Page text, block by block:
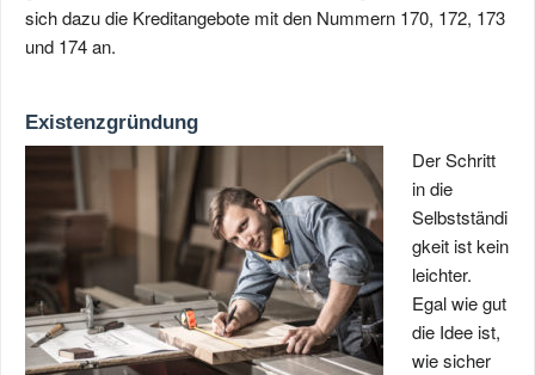
sich dazu die Kreditangebote mit den Nummern 170, 172, 173
und 174 an.
Existenzgründung
Der Schritt
in die
Selbstständi
gkeit ist kein
leichter.
Egal wie gut
die Idee ist,
wie sicher